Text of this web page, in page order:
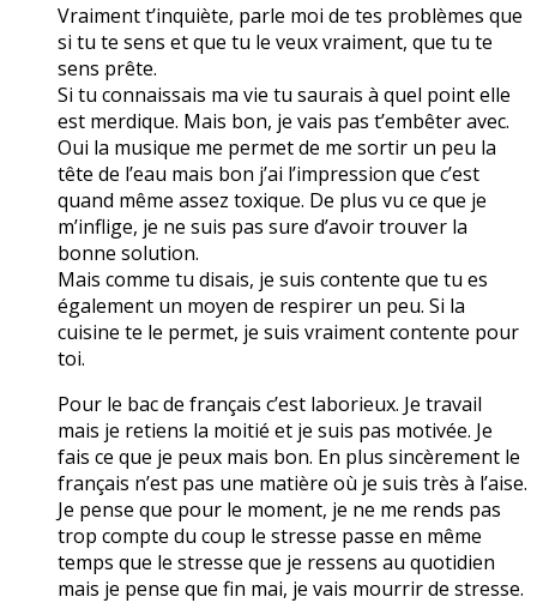
Vraiment t’inquiète, parle moi de tes problèmes que
si tu te sens et que tu le veux vraiment, que tu te
sens prête.
Si tu connaissais ma vie tu saurais à quel point elle
est merdique. Mais bon, je vais pas t’embêter avec.
Oui la musique me permet de me sortir un peu la
tête de l’eau mais bon j’ai l’impression que c’est
quand même assez toxique. De plus vu ce que je
m’inflige, je ne suis pas sure d’avoir trouver la
bonne solution.
Mais comme tu disais, je suis contente que tu es
également un moyen de respirer un peu. Si la
cuisine te le permet, je suis vraiment contente pour
toi.
Pour le bac de français c’est laborieux. Je travail
mais je retiens la moitié et je suis pas motivée. Je
fais ce que je peux mais bon. En plus sincèrement le
français n’est pas une matière où je suis très à l’aise.
Je pense que pour le moment, je ne me rends pas
trop compte du coup le stresse passe en même
temps que le stresse que je ressens au quotidien
mais je pense que fin mai, je vais mourrir de stresse.